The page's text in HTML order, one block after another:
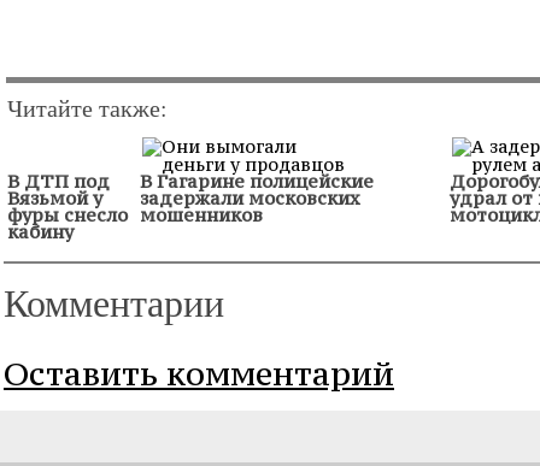
Читайте также:
В ДТП под
Вязьмой у
фуры снесло
кабину
В Гагарине полицейские
задержали московских
мошенников
удрал от
Комментарии
Оставить комментарий